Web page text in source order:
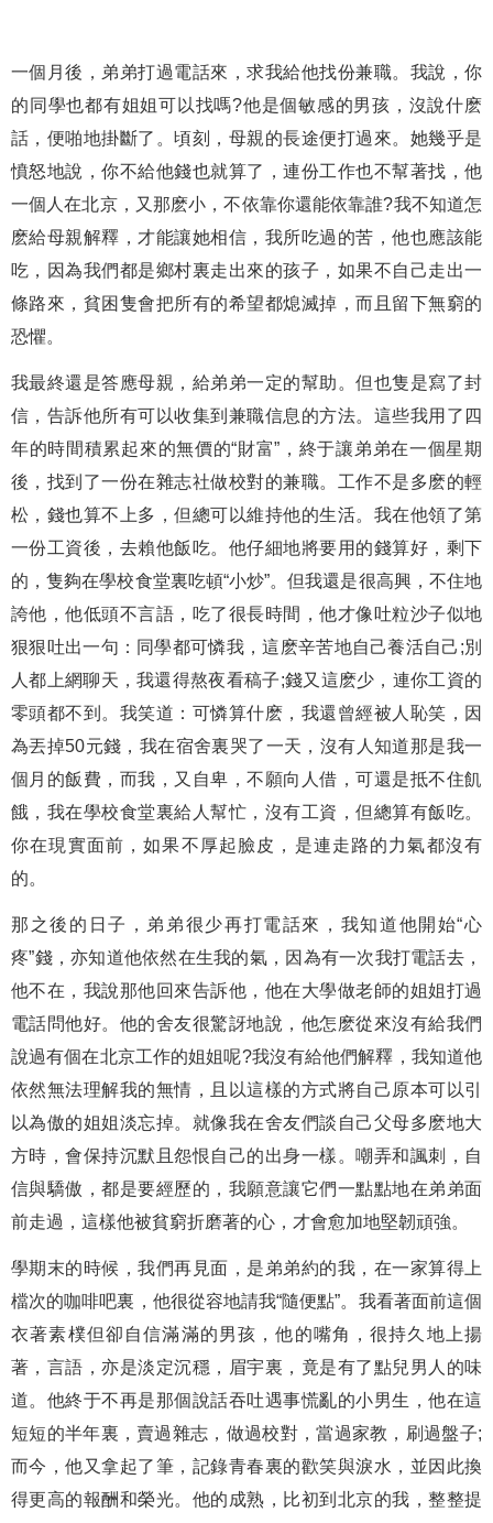
一個月後，弟弟打過電話來，求我給他找份兼職。我說，你
的同學也都有姐姐可以找嗎?他是個敏感的男孩，沒說什麽
話，便啪地掛斷了。頃刻，母親的長途便打過來。她幾乎是
憤怒地說，你不給他錢也就算了，連份工作也不幫著找，他
一個人在北京，又那麽小，不依靠你還能依靠誰?我不知道怎
麽給母親解釋，才能讓她相信，我所吃過的苦，他也應該能
吃，因為我們都是鄉村裏走出來的孩子，如果不自己走出一
條路來，貧困隻會把所有的希望都熄滅掉，而且留下無窮的
恐懼。
我最終還是答應母親，給弟弟一定的幫助。但也隻是寫了封
信，告訴他所有可以收集到兼職信息的方法。這些我用了四
年的時間積累起來的無價的“財富”，終于讓弟弟在一個星期
後，找到了一份在雜志社做校對的兼職。工作不是多麽的輕
松，錢也算不上多，但總可以維持他的生活。我在他領了第
一份工資後，去賴他飯吃。他仔細地將要用的錢算好，剩下
的，隻夠在學校食堂裏吃頓“小炒”。但我還是很高興，不住地
誇他，他低頭不言語，吃了很長時間，他才像吐粒沙子似地
狠狠吐出一句：同學都可憐我，這麽辛苦地自己養活自己;別
人都上網聊天，我還得熬夜看稿子;錢又這麽少，連你工資的
零頭都不到。我笑道：可憐算什麽，我還曾經被人恥笑，因
為丟掉50元錢，我在宿舍裏哭了一天，沒有人知道那是我一
個月的飯費，而我，又自卑，不願向人借，可還是抵不住飢
餓，我在學校食堂裏給人幫忙，沒有工資，但總算有飯吃。
你在現實面前，如果不厚起臉皮，是連走路的力氣都沒有
的。
那之後的日子，弟弟很少再打電話來，我知道他開始“心
疼”錢，亦知道他依然在生我的氣，因為有一次我打電話去，
他不在，我說那他回來告訴他，他在大學做老師的姐姐打過
電話問他好。他的舍友很驚訝地說，他怎麽從來沒有給我們
說過有個在北京工作的姐姐呢?我沒有給他們解釋，我知道他
依然無法理解我的無情，且以這樣的方式將自己原本可以引
以為傲的姐姐淡忘掉。就像我在舍友們談自己父母多麽地大
方時，會保持沉默且怨恨自己的出身一樣。嘲弄和諷刺，自
信與驕傲，都是要經歷的，我願意讓它們一點點地在弟弟面
前走過，這樣他被貧窮折磨著的心，才會愈加地堅韌頑強。
學期末的時候，我們再見面，是弟弟約的我，在一家算得上
檔次的咖啡吧裏，他很從容地請我“隨便點”。我看著面前這個
衣著素樸但卻自信滿滿的男孩，他的嘴角，很持久地上揚
著，言語，亦是淡定沉穩，眉宇裏，竟是有了點兒男人的味
道。他終于不再是那個說話吞吐遇事慌亂的小男生，他在這
短短的半年裏，賣過雜志，做過校對，當過家教，刷過盤子;
而今，他又拿起了筆，記錄青春裏的歡笑與淚水，並因此換
得更高的報酬和榮光。他的成熟，比初到北京的我，整整提